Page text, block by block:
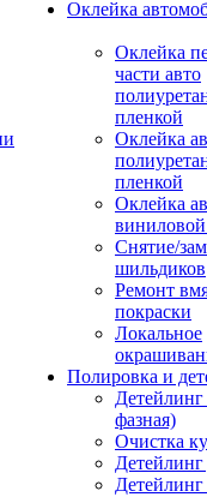
Оклейка
Оклейка
части авто
пленкой
Оклейка
пленкой
Оклейка
Снятие/
шильдиков
Ремонт
покраски
Локальное
Полировка и
фазная)
Очистка
Детейлинг